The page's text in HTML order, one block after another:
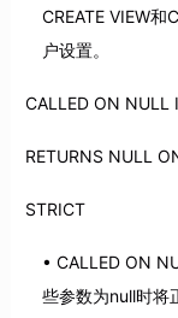
CREATE VIEW和
户设置。
CALLED ON NULL
RETURNS NULL
STRICT
CALLED ON
些参数为null时将